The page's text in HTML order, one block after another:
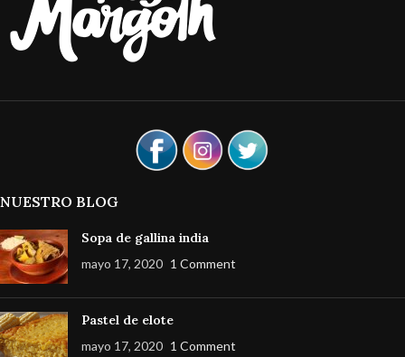
NUESTRO BLOG
Sopa de gallina india
mayo 17, 2020 1 Comment
Pastel de elote
mayo 17, 2020 1 Comment